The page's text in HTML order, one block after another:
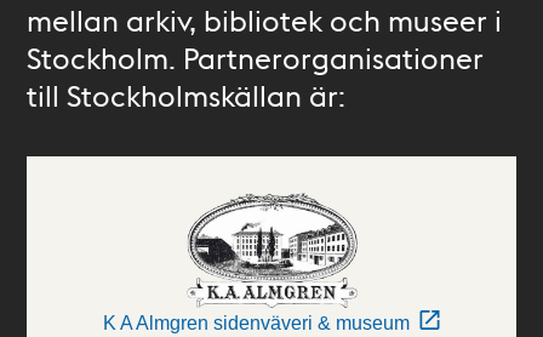
mellan arkiv, bibliotek och museer i
Stockholm. Partnerorganisationer
till Stockholmskällan är:
K A Almgren sidenväveri & museum